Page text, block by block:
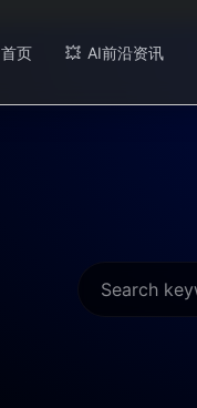
首页 💥 AI前沿资讯